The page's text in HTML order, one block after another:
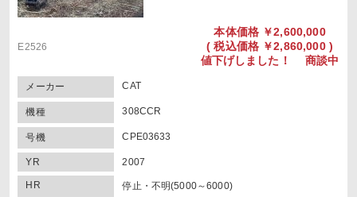
E2526
本体価格￥2,600,000
(税込価格￥2,860,000 )
値下げしました！ 商談中
メーカー CAT
機種 308CCR
号機 CPE03633
YR 2007
HR 停止・不明(5000～6000)